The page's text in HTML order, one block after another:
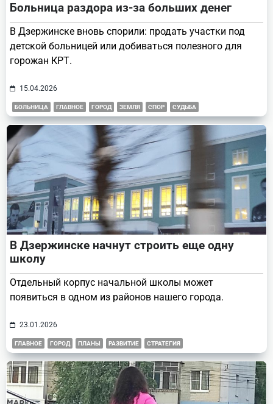
Больница раздора из-за больших денег
В Дзержинске вновь спорили: продать участки под
детской больницей или добиваться полезного для
горожан КРТ.
15.04.2026
БОЛЬНИЦА ГЛАВНОЕ ГОРОД ЗЕМЛЯ СПОР СУДЬБА
В Дзержинске начнут строить еще одну
школу
Отдельный корпус начальной школы может
появиться в одном из районов нашего города.
23.01.2026
ГЛАВНОЕ ГОРОД ПЛАНЫ РАЗВИТИЕ СТРАТЕГИЯ